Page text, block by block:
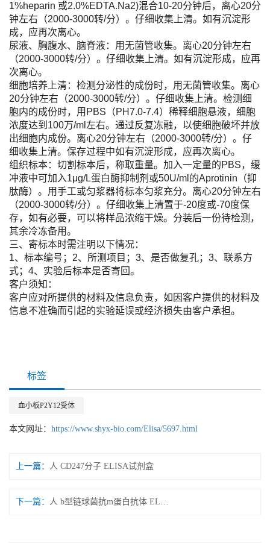
1%heparin 或2.0%EDTA.Na2)混合10-20分钟后，离心20分
钟左右（2000-3000转/分）。仔细收集上清。如有沉淀形
成，应再次离心。
尿液、胸腹水、脑脊液：用无菌管收集。离心20分钟左右
（2000-3000转/分）。仔细收集上清。如有沉淀形成，应再
次离心。
细胞培养上清：检测分泌性的成份时，用无菌管收集。离心
20分钟左右（2000-3000转/分）。仔细收集上清。检测细
胞内的成份时，用PBS（PH7.0-7.4）稀释细胞悬液，细胞
浓度达到100万/ml左右。通过反复冻融，以使细胞破坏并放
出细胞内成份。离心20分钟左右（2000-3000转/分）。仔
细收集上清。保存过程中如有沉淀形成，应再次离心。
组织标本：切割标本后，称取重量。加入一定量的PBS，缓
冲液中可加入1μg/L蛋白酶抑制剂或50U/ml的Aprotinin（抑
肽酶）。用手工或匀浆器将标本匀浆充分。离心20分钟左右
（2000-3000转/分）。仔细收集上清置于-20度或-70度保
存，如有必要，可以将样品浓缩干燥。分装后一份待检测，
其余冷冻备用。
三、寄标本时需注明以下情况：
1、标本编号；2、所测项目；3、是否做复孔；3、联系方
式；4、实验后标本是否寄回。
客户须知：
客户应对所提供的材料及信息负责，如因客户提供的材料及
信息不准确而引起的实验延误或经济损失由客户承担。
标签
血小板P2Y12受体
本文网址： https://www.shyx-bio.com/Elisa/5697.html
上一篇： 人 CD247分子 ELISA试剂盒
下一篇： 人 b型链球菌抗m蛋白抗体 ELISA试剂盒